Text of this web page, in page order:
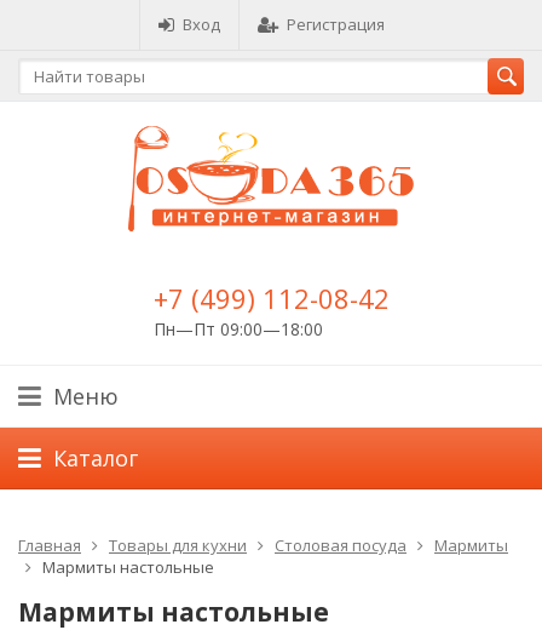
Вход Регистрация
+7 (499) 112-08-42
Пн—Пт 09:00—18:00
Меню
Каталог
Главная Товары для кухни Столовая посуда
Мармиты
Мармиты настольные
Мармиты настольные